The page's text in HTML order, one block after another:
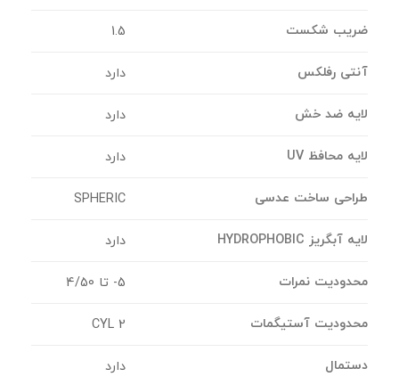
ضریب شکست 1.5
آنتی رفلکس دارد
لایه ضد خش دارد
لایه محافظ UV دارد
طراحی ساخت عدسی SPHERIC
لایه آبگریز HYDROPHOBIC دارد
محدودیت نمرات 5- تا 4/50
محدودیت آستیگمات CYL 2
دستمال دارد